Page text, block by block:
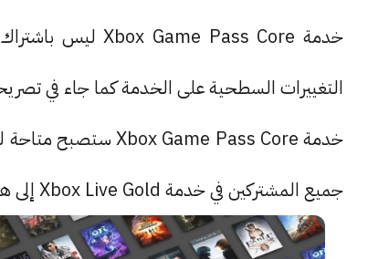
التغييرات السطحية على الخدمة كما جاء في
جميع المشتركين في خدمة Xbox Live Gold إلى هذا الاشتراك الجديد من مايكروسوفت.